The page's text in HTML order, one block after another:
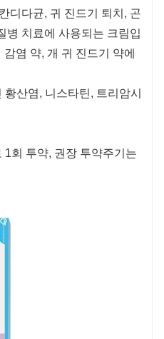
디다균, 귀 진드기 퇴치, 곤
병 치료에 사용되는 크림입
염 약, 개 귀 진드기 약에
산염, 니스타틴, 트리암시
1회 투약, 권장 투약주기는